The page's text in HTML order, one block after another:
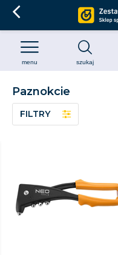
szukaj
menu
Paznokcie
FILTRY